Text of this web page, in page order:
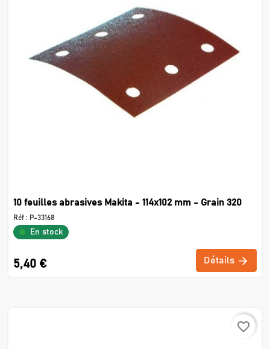
10 feuilles abrasives Makita - 114x102 mm - Grain 320
Réf : P-33168
En stock
5,40 € Détails
favorite_border